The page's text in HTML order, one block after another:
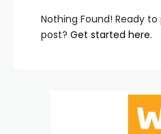
Nothing Found! Ready
post? Get started here.